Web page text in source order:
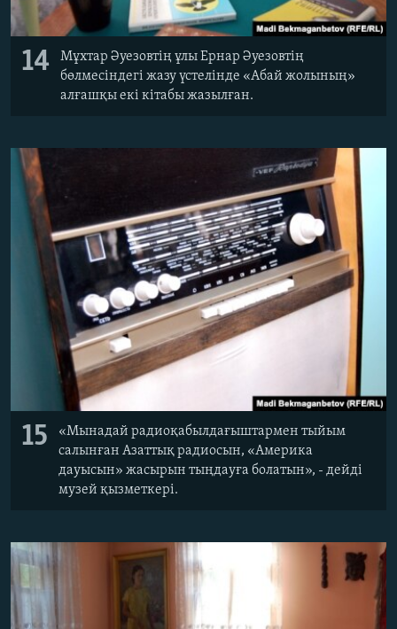
14
Мұхтар Әуезовтің ұлы Ернар Әуезовтің
бөлмесіндегі жазу үстелінде «Абай жолының»
алғашқы екі кітабы жазылған.
15
«Мынадай радиоқабылдағыштармен тыйым
салынған Азаттық радиосын, «Америка
дауысын» жасырын тыңдауға болатын», - дейді
музей қызметкері.